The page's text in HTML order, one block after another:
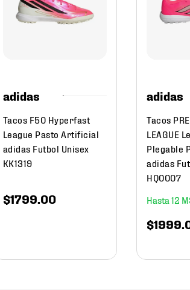
adidas
Tacos F50 Hyperfast
League Pasto Artificial
adidas Futbol Unisex
KK1319
$1799.00
adidas
Tacos
LEAGUE
Plegable
adidas
HQ0007
12
$1999.